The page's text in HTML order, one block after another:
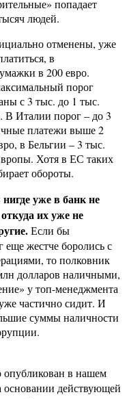
попадает
людей.
отменены, уже
в
в 200 евро.
порог
с 3 тыс. до 1 тыс.
В Италии порог – до 3
платежи выше 2
в Бельгии – 3 тыс.
Хотя в ЕС таких
обороты.
уже в банк не
их уже не
Если бы
жестче боролись с
то полковник
долларов наличными,
у топ-менеджмента
частично сидит. И
суммы наличности
опубликован в нашем
основании действующей